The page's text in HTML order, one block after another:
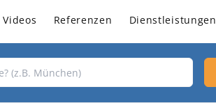
Videos Referenzen Dienstleistungen